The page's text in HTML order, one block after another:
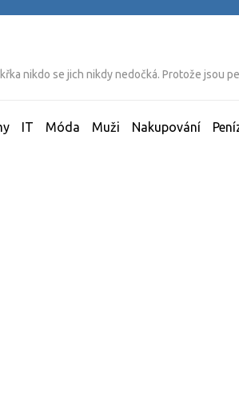
nikdo se jich nikdy nedočká. Protože jsou
IT Móda Muži Nakupování